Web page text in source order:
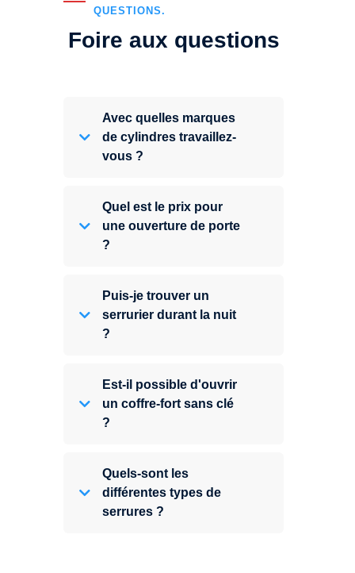
QUESTIONS.
Foire aux questions
Avec quelles marques
de cylindres travaillez-
vous ?
Quel est le prix pour
une ouverture de porte
?
Puis-je trouver un
serrurier durant la nuit
?
Est-il possible d'ouvrir
un coffre-fort sans clé
?
Quels-sont les
différentes types de
serrures ?